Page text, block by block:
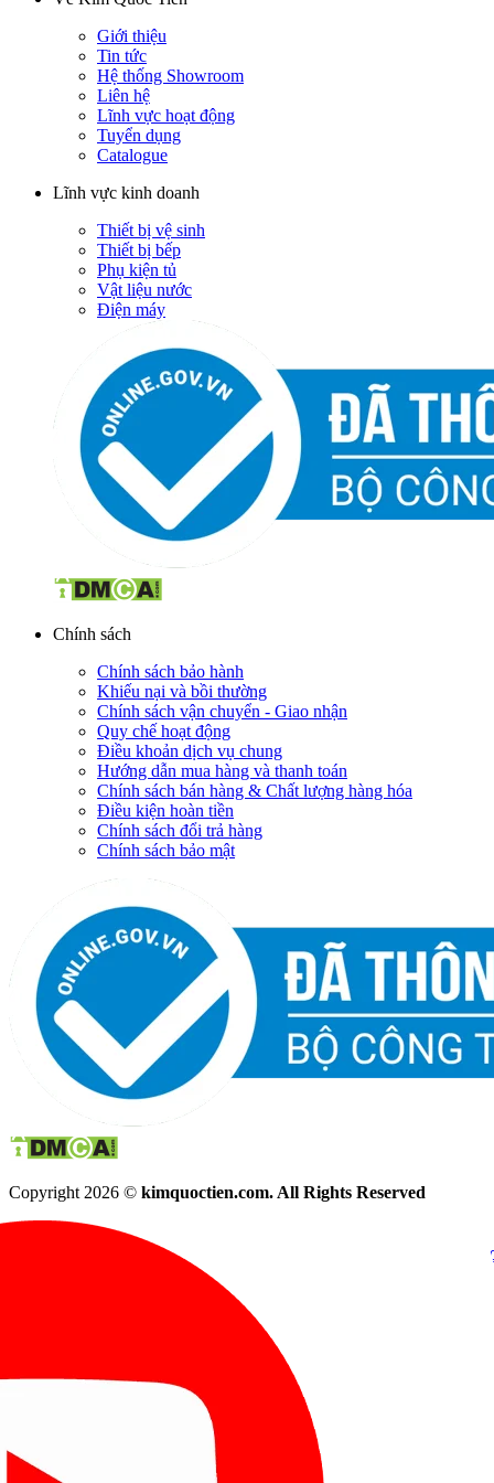
Giới thiệu
Tin tức
Hệ thống Showroom
Liên hệ
Lĩnh vực hoạt động
Tuyển dụng
Catalogue
Lĩnh vực kinh doanh
Thiết bị vệ sinh
Thiết bị bếp
Phụ kiện tủ
Vật liệu nước
Điện máy
Chính sách
Chính sách bảo hành
Khiếu nại và bồi thường
Chính sách vận chuyển - Giao nhận
Quy chế hoạt động
Điều khoản dịch vụ chung
Hướng dẫn mua hàng và thanh toán
Chính sách bán hàng & Chất lượng hàng hóa
Điều kiện hoàn tiền
Chính sách đổi trả hàng
Chính sách bảo mật
Copyright 2026 © kimquoctien.com. All Rights Reserved
(8h00 - 21h30)
(8h00 -